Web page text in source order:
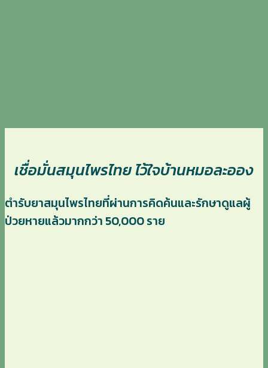
เชื่อมั่นสมุนไพรไทย ไว้ใจบ้านหมอละออง
ตำรับยาสมุนไพรไทยที่ผ่านการคิดค้นและรักษาดูแลผู้
ป่วยหายแล้วมากกว่า 50,000 ราย